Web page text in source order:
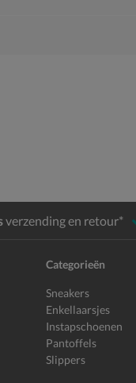
verzending en retour*
Categorieën
Sneakers
Enkellaarsjes
Instapschoenen
Pantoffels
Slippers